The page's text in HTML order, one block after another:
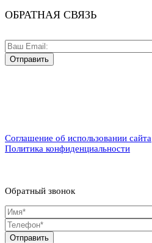
ОБРАТНАЯ СВЯЗЬ
Соглашение об использовании сайта
Политика конфиденциальности
Обратный звонок